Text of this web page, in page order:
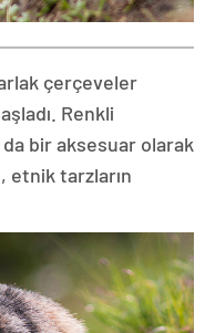
çerçeveler
Renkli
bir aksesuar olarak
etnik tarzların